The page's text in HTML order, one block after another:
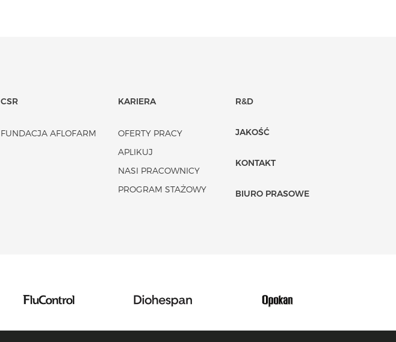
CSR
FUNDACJA AFLOFARM
KARIERA
OFERTY PRACY
APLIKUJ
NASI PRACOWNICY
PROGRAM STAŻOWY
R&D
JAKOŚĆ
KONTAKT
BIURO PRASOWE